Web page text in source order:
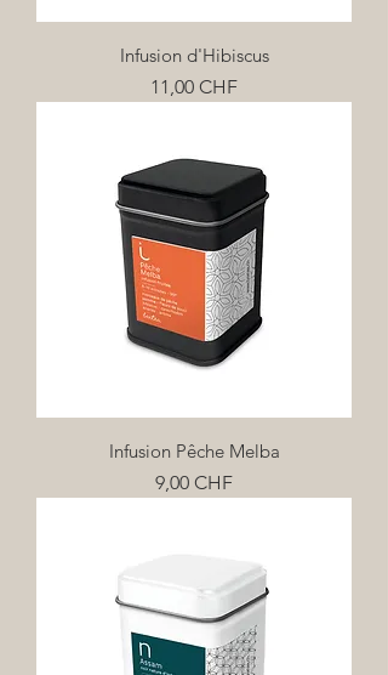
Infusion d'Hibiscus
Prix
11,00 CHF
Infusion Pêche Melba
Prix
9,00 CHF